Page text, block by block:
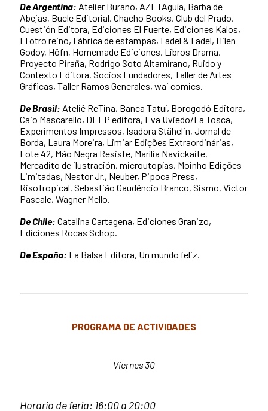
De Argentina: Atelier Burano, AZETAguía, Barba de
Abejas, Bucle Editorial, Chacho Books, Club del Prado,
Cuestión Editora, Ediciones El Fuerte, Ediciones Kalos,
El otro reino, Fábrica de estampas, Fadel & Fadel, Hilen
Godoy, Höfn, Homemade Ediciones, Libros Drama,
Proyecto Piraña, Rodrigo Soto Altamirano, Ruido y
Contexto Editora, Socios Fundadores, Taller de Artes
Gráficas, Taller Ramos Generales, wai comics.
De Brasil: Ateliê ReTina, Banca Tatuí, Borogodó Editora,
Caio Mascarello, DEEP editora, Eva Uviedo/La Tosca,
Experimentos Impressos, Isadora Stähelin, Jornal de
Borda, Laura Moreira, Limiar Edições Extraordinárias,
Lote 42, Mão Negra Resiste, Marília Navickaite,
Mercadito de ilustración, microutopías, Moinho Edições
Limitadas, Nestor Jr., Neuber, Pipoca Press,
RisoTropical, Sebastião Gaudêncio Branco, Sismo, Victor
Pascale, Wagner Mello.
De Chile: Catalina Cartagena, Ediciones Granizo,
Ediciones Rocas Schop.
De España: La Balsa Editora, Un mundo feliz.
PROGRAMA DE ACTIVIDADES
Viernes 30
Horario de feria: 16:00 a 20:00